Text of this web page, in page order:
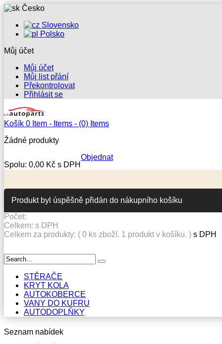
Česko
Slovensko
Polsko
Můj účet
Můj účet
Můj list přání
Překontrolovat
Přihlásit se
Košík 0 Item - Items - (0) Items
Žádné produkty
Spolu: 0,00 Kč s DPH
Objednat
Produkt byl úspěšně přidán do nákupního košíku
Počet:
Celkem: s DPH
Celkem za produkty: ( 0 ks zboží. 1 produkt v košíku. ) s DPH
STĚRAČE
KRYT KOLA
AUTOKOBERCE
VANY DO KUFRU
AUTODOPLŇKY
Seznam nabídek